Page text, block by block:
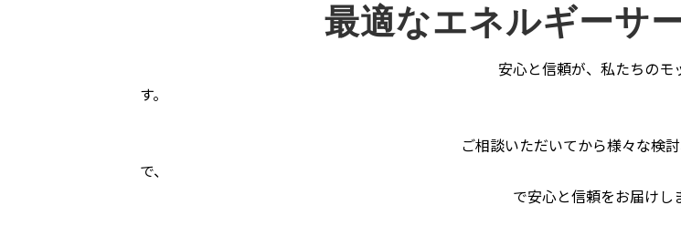
最適なエネルギーサ
安心と信頼が、私たちのモ
す
ご相談いただいてから様々な検討、
で、 ワン
で安心と信頼をお届けし